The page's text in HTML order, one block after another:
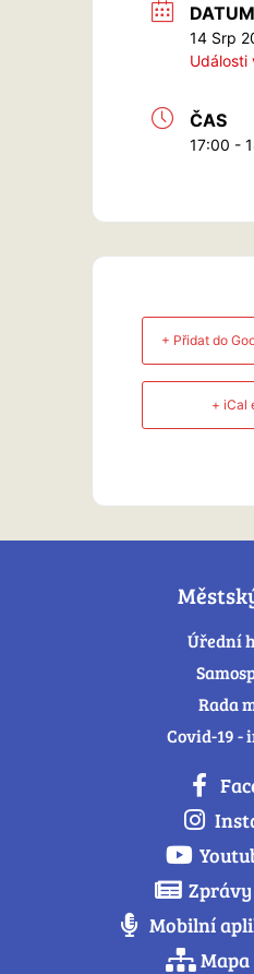
DATUM
14 Srp
Události
ČAS
17:00 -
+ Přidat do
+ iCal
Úřední
Rada
Covid-19 -
Mobilní